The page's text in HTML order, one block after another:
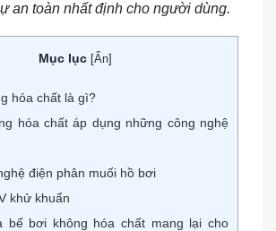
an toàn nhất định cho người dùng.
Mục lục [Ẩn]
hóa chất là gì?
hóa chất áp dụng những công nghệ
điện phân muối hồ bơi
khử khuẩn
bể bơi không hóa chất mang lại cho